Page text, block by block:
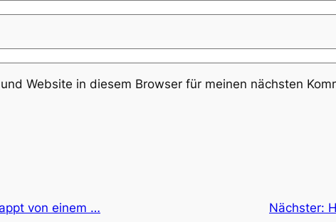
Website in diesem Browser für meinen nächsten
von einem … Nächster: